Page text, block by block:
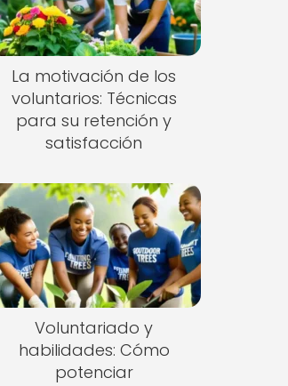
La motivación de los
voluntarios: Técnicas
para su retención y
satisfacción
Voluntariado y
habilidades: Cómo
potenciar